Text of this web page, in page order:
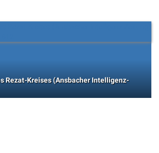
Rezat-Kreises (Ansbacher Intelligenz-